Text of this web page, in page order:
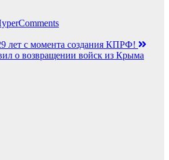
лет с момента создания КПРФ!
о возвращении войск из Крыма